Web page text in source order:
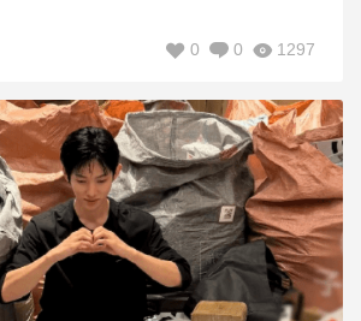
1297
0
0